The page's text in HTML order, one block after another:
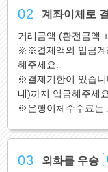
02 계좌이체로
거래금액 (환전금액
※※결제액의 입금계
해주세요.
※결제기한이 있습
내)까지 입금해주세요.
※은행이체수수료는
03 외화를 우송